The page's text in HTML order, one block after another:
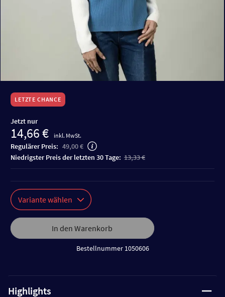
LETZTE CHANCE
Jetzt nur
14,66 € inkl. MwSt.
Regulärer Preis: 49,00 €
niedrigster Preis der letzten 30 Tage: 13,33 €
Variante wählen
In den Warenkorb
Bestellnummer 1050606
Highlights